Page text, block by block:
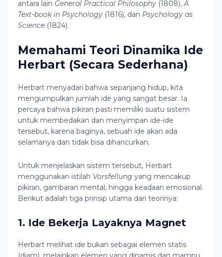
antara lain General Practical Philosophy (1808),A
Text-book in Psychology (1816), dan Psychology as
Science (1824).
Memahami Teori Dinamika Ide
Herbart (Secara Sederhana)
Herbart menyadari bahwa sepanjang hidup, kita
mengumpulkan jumlah ide yang sangat besar. Ia
percaya bahwa pikiran pasti memiliki suatu sistem
untuk membedakan dan menyimpan ide-ide
tersebut, karena baginya, sebuah ide akan ada
selamanya dan tidak bisa dihancurkan.
Untuk menjelaskan sistem tersebut, Herbart
menggunakan istilah Vorsfellung yang mencakup
pikiran, gambaran mental, hingga keadaan emosional.
Berikut adalah tiga prinsip utama dari teorinya:
1. Ide Bekerja Layaknya Magnet
Herbart melihat ide bukan sebagai elemen statis